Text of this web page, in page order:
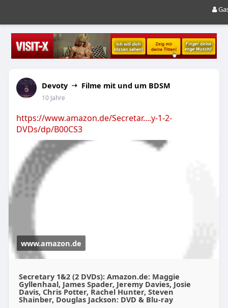
Devoty Filme mit und um BDSM
10 Jahre
https://www.amazon.de/Secretar....y-1-2-
DVDs/dp/B00CS3
www.amazon.de
Secretary 1&2 (2 DVDs): Amazon.de: Maggie
Gyllenhaal, James Spader, Jeremy Davies, Josie
Davis, Chris Potter, Rachel Hunter, Steven
Shainber, Douglas Jackson: DVD & Blu-ray